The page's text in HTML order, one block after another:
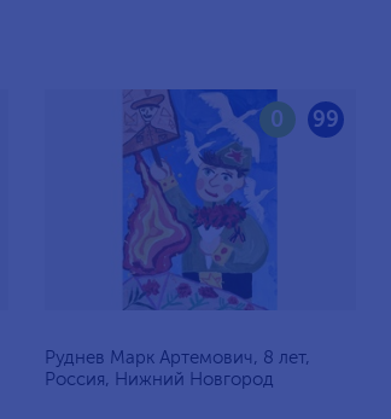
99
0
Руднев Марк Артемович, 8 лет,
Россия, Нижний Новгород